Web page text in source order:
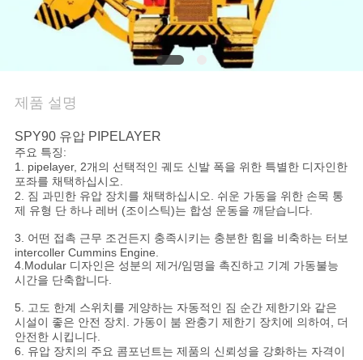
주
세
요
지
금
채
팅
하
제품 설명
SPY90 유압 PIPELAYER
주요 특징:
1. pipelayer, 2개의 선택적인 궤도 신발 폭을 위한 특별한 디자인한
포좌를 채택하십시오.
2. 짐 과민한 유압 장치를 채택하십시오. 쉬운 가동을 위한 손목 통
제 유형 단 하나 레버 (조이스틱)는 합성 운동을 깨닫습니다.
3. 어떤 접촉 근무 조건든지 충족시키는 충분한 힘을 비축하는 터보
intercoller Cummins Engine.
4.Modular 디자인은 성분의 제거/임명을 촉진하고 기계 가동불능
시간을 단축합니다.
5. 고도 한계 스위치를 게양하는 자동적인 짐 순간 제한기와 같은
시설이 좋은 안전 장치. 가동이 붐 완충기 제한기 장치에 의하여, 더
안전한 시킵니다.
6. 유압 장치의 주요 콤포넌트는 제품의 신뢰성을 강화하는 자격이